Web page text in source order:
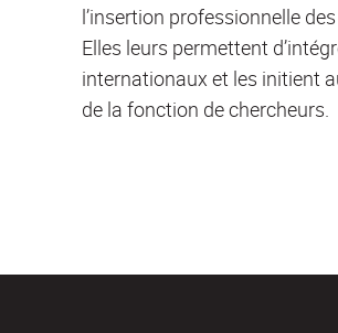
l’insertion professionnelle
Elles leurs permettent
internationaux et les initient
de la fonction de chercheurs.